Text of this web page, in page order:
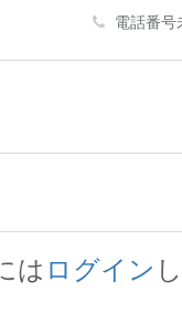
電話番号
は ログイン